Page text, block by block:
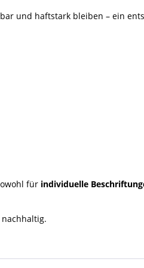
und haftstark bleiben – ein
für individuelle